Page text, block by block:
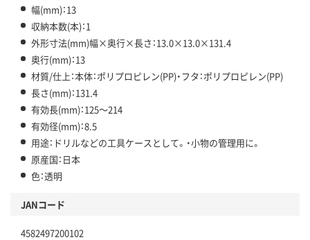
幅(mm)：13
収納本数(本)：1
外形寸法(mm)幅×奥行×長さ：13.0×13.0×131.4
奥行(mm)：13
材質/仕上：本体：ポリプロピレン(PP)・フタ：ポリプロピレン(PP)
長さ(mm)：131.4
有効長(mm)：125～214
有効径(mm)：8.5
用途：ドリルなどの工具ケースとして。・小物の管理用に。
原産国：日本
色：透明
JANコード
4582497200102